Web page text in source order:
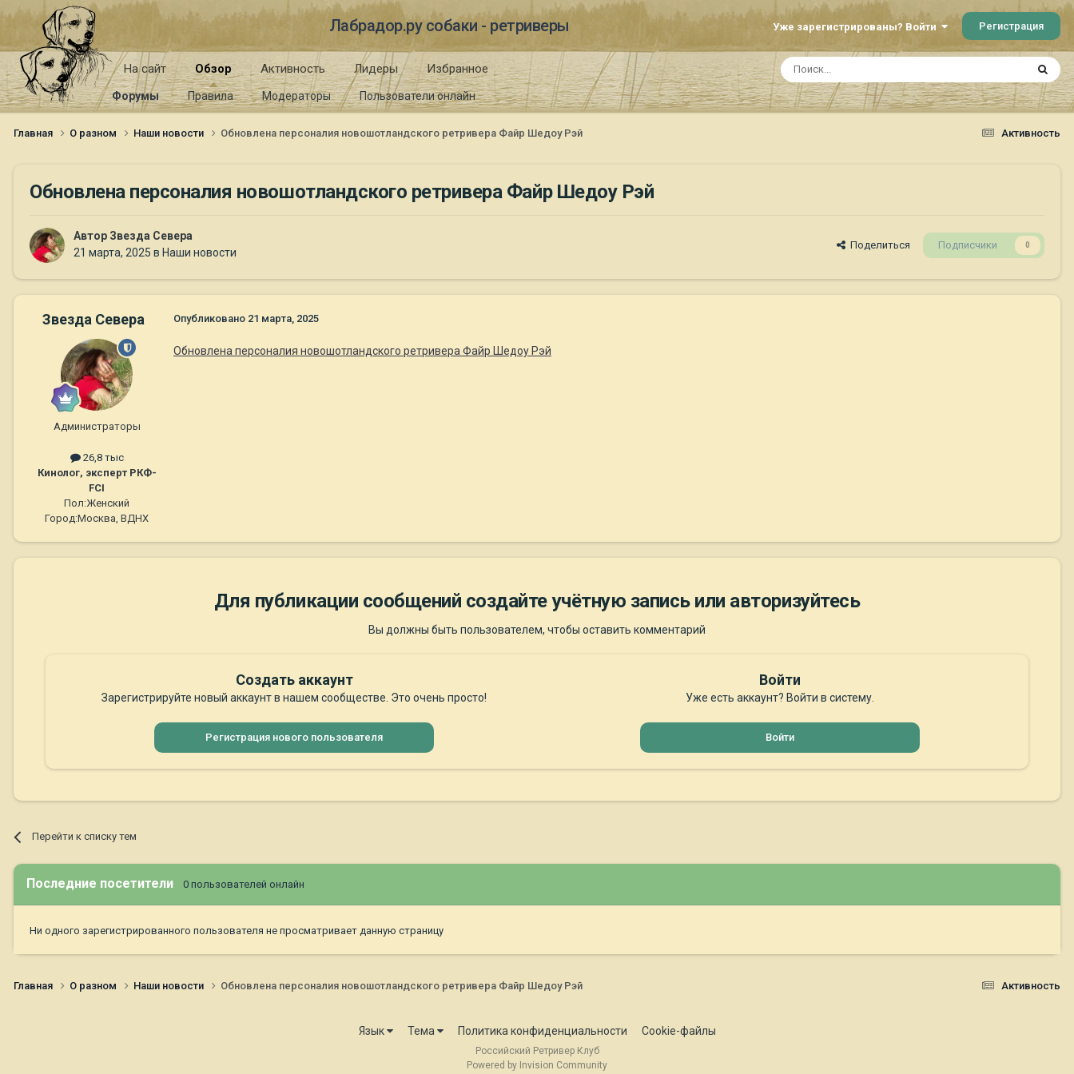
Лабрадор.ру собаки - ретриверы Уже зарегистрированы? Войти Регистрация
На сайт Обзор
Форумы Правила Модераторы Пользователи онлайн
Активность Лидеры Избранное
Активность
Главная О разном Наши новости Обновлена персоналия новошотландского ретривера Файр Шедоу Рэй
Обновлена персоналия новошотландского ретривера Файр Шедоу Рэй
Автор Звезда Севера
21 марта, 2025 в Наши новости
Поделиться Подписчики 0
Звезда Севера
Администраторы
26,8 тыс
Кинолог, эксперт РКФ-
FCI
Пол:Женский
Город:Москва, ВДНХ
Опубликовано 21 марта, 2025
Обновлена персоналия новошотландского ретривера Файр Шедоу Рэй
Для публикации сообщений создайте учётную запись или авторизуйтесь
Вы должны быть пользователем, чтобы оставить комментарий
Создать аккаунт
Зарегистрируйте новый аккаунт в нашем сообществе. Это очень просто!
Регистрация нового пользователя
Войти
Уже есть аккаунт? Войти в систему.
Войти
Перейти к списку тем
Последние посетители 0 пользователей онлайн
Ни одного зарегистрированного пользователя не просматривает данную страницу
Активность
Главная О разном Наши новости Обновлена персоналия новошотландского ретривера Файр Шедоу Рэй
Язык Тема Политика конфиденциальности Cookie-файлы
Российский Ретривер Клуб
Powered by Invision Community